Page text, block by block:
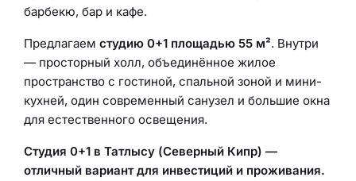
барбекю, бар и кафе.
Предлагаем студию 0+1 площадью 55 м². Внутри
— просторный холл, объединённое жилое
пространство с гостиной, спальной зоной и мини-
кухней, один современный санузел и большие окна
для естественного освещения.
Студия 0+1 в Татлысу (Северный Кипр) —
отличный вариант для инвестиций и проживания.